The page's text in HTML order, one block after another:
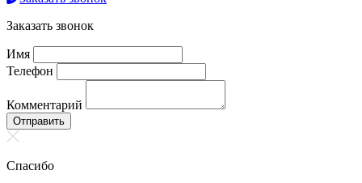
Заказать звонок
Имя
Телефон
Комментарий
Отправить
Спасибо